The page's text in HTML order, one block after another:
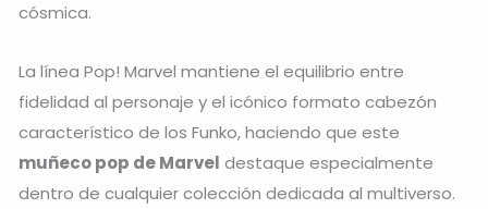
cósmica.
La línea Pop! Marvel mantiene el equilibrio entre
fidelidad al personaje y el icónico formato cabezón
característico de los Funko, haciendo que este
muñeco pop de Marvel destaque especialmente
dentro de cualquier colección dedicada al multiverso.